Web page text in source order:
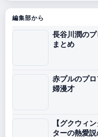
編集部から
長谷川潤の
まとめ
赤プルのプ
婦漫才
【グクウィ
ターの熱愛